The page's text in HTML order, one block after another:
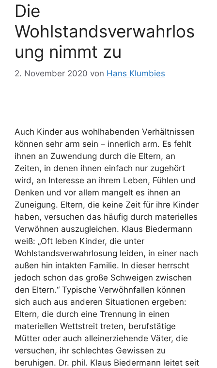
Die
Wohlstandsverwahrlos
ung nimmt zu
2. November 2020 von Hans Klumbies
Auch Kinder aus wohlhabenden Verhältnissen
können sehr arm sein – innerlich arm. Es fehlt
ihnen an Zuwendung durch die Eltern, an
Zeiten, in denen ihnen einfach nur zugehört
wird, an Interesse an ihrem Leben, Fühlen und
Denken und vor allem mangelt es ihnen an
Zuneigung. Eltern, die keine Zeit für ihre Kinder
haben, versuchen das häufig durch materielles
Verwöhnen auszugleichen. Klaus Biedermann
weiß: „Oft leben Kinder, die unter
Wohlstandsverwahrlosung leiden, in einer nach
außen hin intakten Familie. In dieser herrscht
jedoch schon das große Schweigen zwischen
den Eltern.“ Typische Verwöhnfallen können
sich auch aus anderen Situationen ergeben:
Eltern, die durch eine Trennung in einen
materiellen Wettstreit treten, berufstätige
Mütter oder auch alleinerziehende Väter, die
versuchen, ihr schlechtes Gewissen zu
beruhigen. Dr. phil. Klaus Biedermann leitet seit